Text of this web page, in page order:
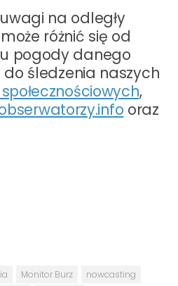
na odległy
różnić się od
pogody danego
śledzenia naszych
,
oraz
Monitor Burz
nowcasting